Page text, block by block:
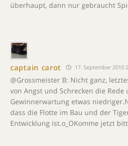
überhaupt, dann nur gebraucht
captain carot 17. September 2010
@Grossmeister B: Nicht ganz,
von Angst und Schrecken die Rede
Gewinnerwartung etwas
dass die Flotte im Bau und der
Entwicklung ist.o_OKomme jetzt